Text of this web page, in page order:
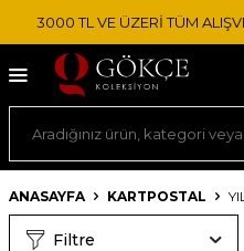
3000 TL VE ÜZERİ TÜM
ANASAYFA KARTPOSTAL
Filtre